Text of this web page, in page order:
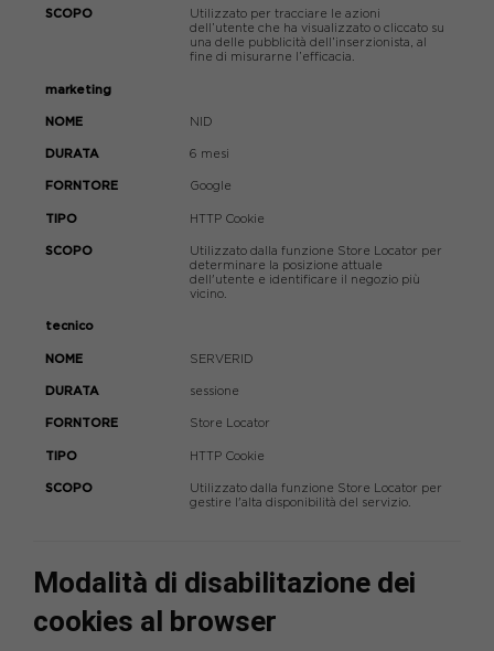
Utilizzato per tracciare le azioni
dell’utente che ha visualizzato o cliccato su
una delle pubblicità dell’inserzionista, al
fine di misurarne l’efficacia.
marketing
NID
6 mesi
Google
HTTP Cookie
Utilizzato dalla funzione Store Locator per
determinare la posizione attuale
dell'utente e identificare il negozio più
vicino.
tecnico
SERVERID
sessione
Store Locator
HTTP Cookie
Utilizzato dalla funzione Store Locator per
gestire l'alta disponibilità del servizio.
Modalità di disabilitazione dei
cookies al browser